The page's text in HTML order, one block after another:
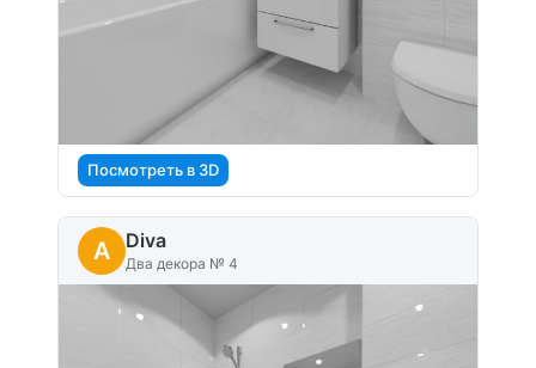
Посмотреть в 3D
A Diva
Два декора № 4